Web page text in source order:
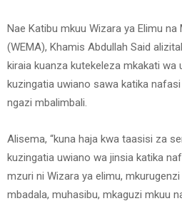
Nae Katibu mkuu Wizara ya Elimu
(WEMA), Khamis Abdullah Said
kiraia kuanza kutekeleza mkakati wa
kuzingatia uwiano sawa katika
ngazi mbalimbali.
Alisema, “kuna haja kwa taasisi za
kuzingatia uwiano wa jinsia katika
mzuri ni Wizara ya elimu,
mbadala, muhasibu, mkaguzi mkuu